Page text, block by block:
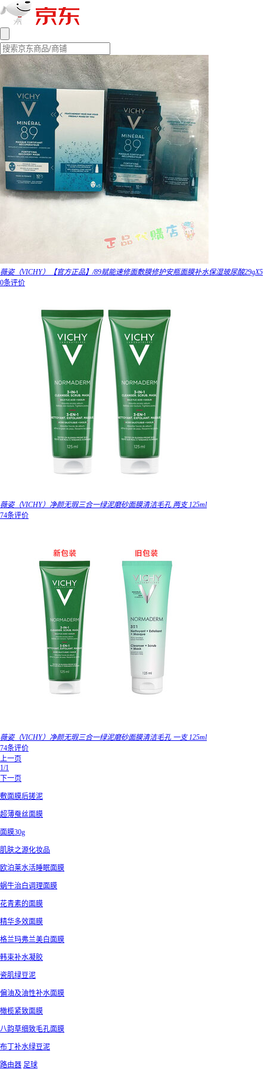
薇姿（VICHY）【官方正品】/89赋能速修面敷膜修护安瓶面膜补水保湿玻尿酸29gX5
0条评价
薇姿（VICHY）净颜无瑕三合一绿泥磨砂面膜清洁毛孔 两支 125ml
74条评价
薇姿（VICHY）净颜无瑕三合一绿泥磨砂面膜清洁毛孔 一支 125ml
74条评价
上一页
1/1
下一页
敷面膜后搓泥
超薄蚕丝面膜
面膜30g
肌肤之源化妆品
欧泊莱水活睡眠面膜
蜗牛治白调理面膜
花青素的面膜
精华多效面膜
格兰玛弗兰美白面膜
韩束补水凝胶
瓷肌绿豆泥
偏油及油性补水面膜
橄榄紧致面膜
八韵草细致毛孔面膜
布丁补水绿豆泥
路由器 足球